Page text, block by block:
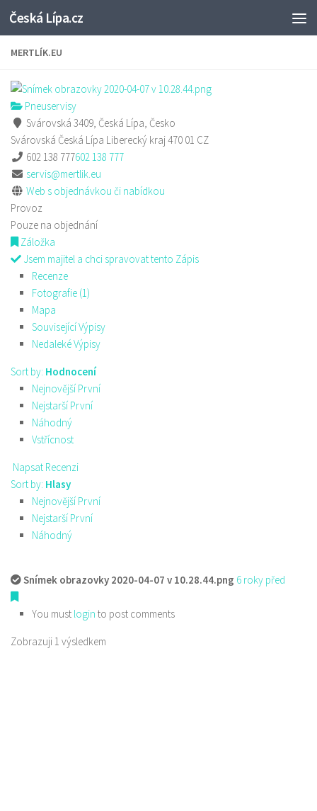
Skip to content
Česká Lípa.cz
MERTLÍK.EU
Pneuservisy
Svárovská 3409, Česká Lípa, Česko
Svárovská Česká Lípa Liberecký kraj470 01 CZ
602 138 777602 138 777
servis@mertlik.eu
Web s objednávkou či nabídkou
Provoz
Pouze na objednání
Záložka
Jsem majitel a chci spravovat tento Zápis
Recenze
Fotografie (1)
Mapa
Související Výpisy
Nedaleké Výpisy
Sort by: Hodnocení
Nejnovější První
Nejstarší První
Náhodný
Vstřícnost
Napsat Recenzi
Sort by: Hlasy
Nejnovější První
Nejstarší První
Náhodný
Snímek obrazovky 2020-04-07 v 10.28.44.png 6 roky před
You must login to post comments
Zobrazuji 1 výsledkem